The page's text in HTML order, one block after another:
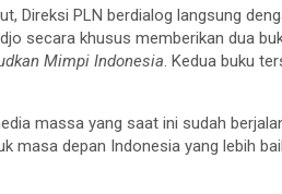
Direksi PLN berdialog langsung
secara khusus memberikan dua
Mimpi Indonesia. Kedua buku
massa yang saat ini sudah
masa depan Indonesia yang lebih